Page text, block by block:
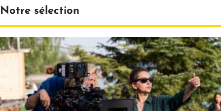
Notre sélection